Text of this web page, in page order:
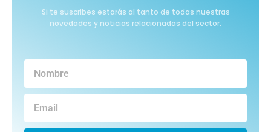
Si te suscribes estarás al tanto de todas nuestras
novedades y noticias relacionadas del sector.